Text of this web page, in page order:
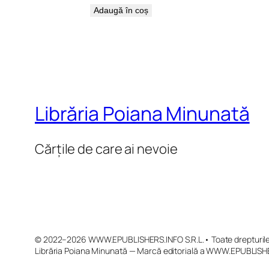
Adaugă în coș
Librăria Poiana Minunată
Cărțile de care ai nevoie
© 2022–2026 WWW.EPUBLISHERS.INFO S.R.L.• Toate
Librăria Poiana Minunată — Marcă editorială a